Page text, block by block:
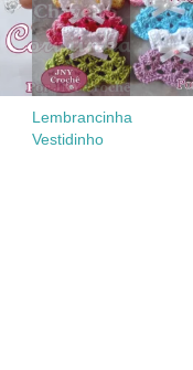
Lembrancinha
Vestidinho